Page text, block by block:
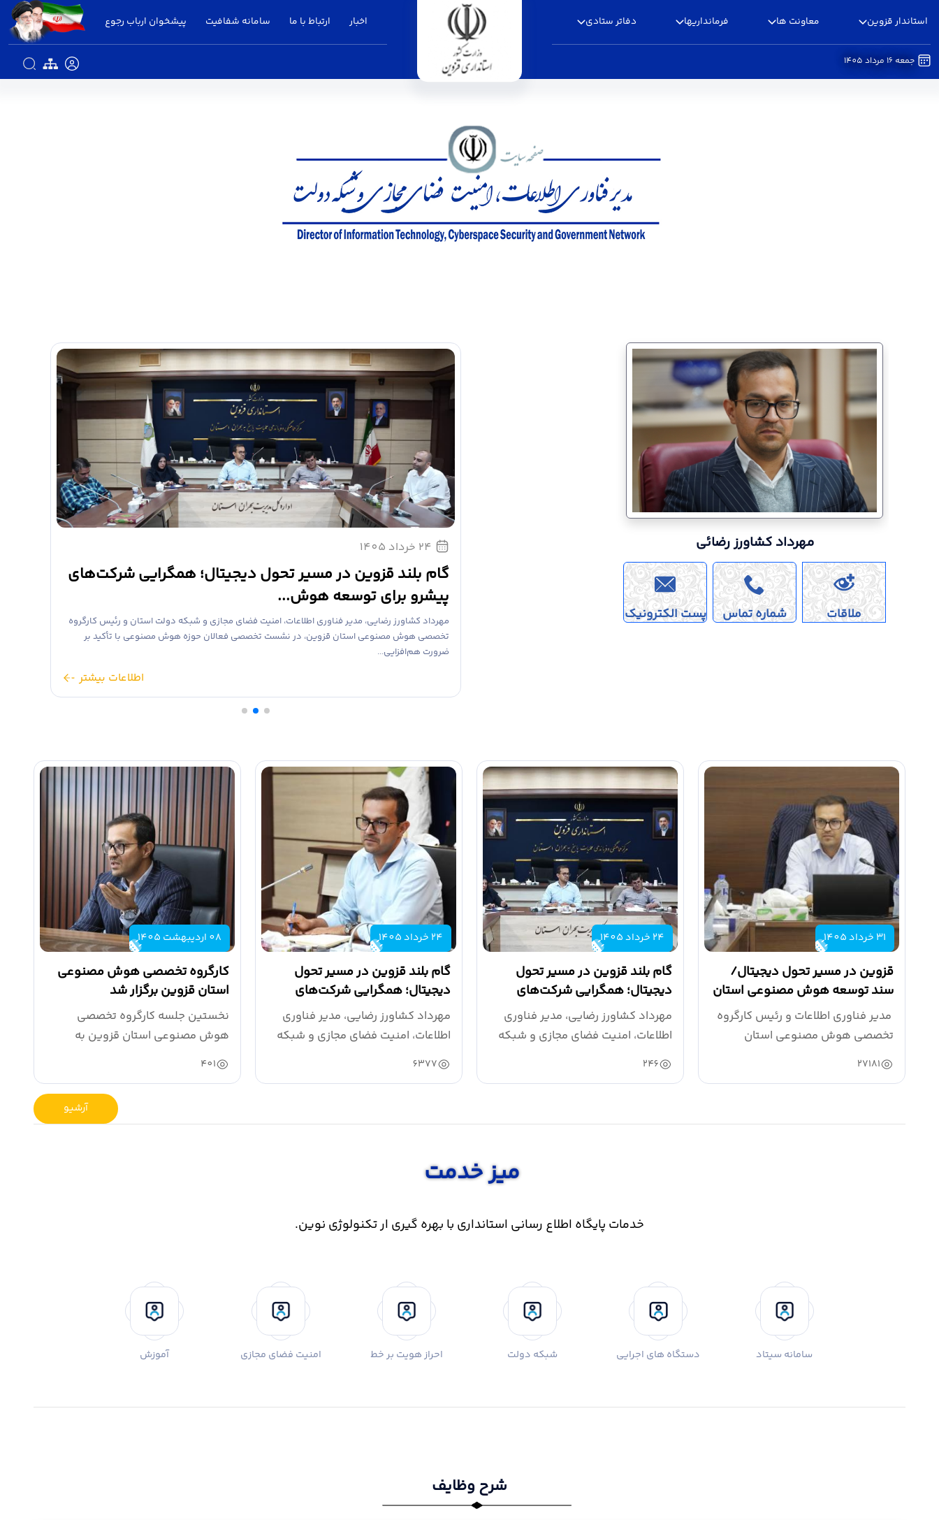
استاندار قزوین معاونت ها فرمانداریها دفاتر ستادی اخبار ارتباط با ما سامانه شفافیت پیشخوان ارباب رجوع
جمعه 16 مرداد 1405
مهرداد کشاورز رضائی
ملاقات شماره تماس پست الکترونیک
قزوین در مسیر تحول دیجیتال/ سند توسعه هوش مصنوعی
استان در حال نهایی شدن است.
مدیر فناوری اطلاعات و رئیس کارگروه تخصصی هوش مصنوعی استان قزوین، از نهایی‌سازی چارچوب
24 خرداد 1405
گام بلند قزوین در مسیر تحول دیجیتال؛ همگرایی شرکت‌های
پیشرو برای توسعه هوش...
مهرداد کشاورز رضایی، مدیر فناوری اطلاعات، امنیت فضای مجازی و شبکه دولت استان و رئیس کارگروه
تخصصی هوش مصنوعی استان قزوین، در نشست تخصصی فعالان حوزه هوش مصنوعی با تأکید بر
ضرورت هم‌افزایی...
اطلاعات بیشتر
31 خرداد 1405
قزوین در مسیر تحول دیجیتال/
سند توسعه هوش مصنوعی استان
در حال نهایی شدن است.
مدیر فناوری اطلاعات و رئیس کارگروه
تخصصی هوش مصنوعی استان
قزوین، از...
27181
24 خرداد 1405
گام بلند قزوین در مسیر تحول
دیجیتال؛ همگرایی شرکت‌های
پیشرو برای توسعه هوش...
مهرداد کشاورز رضایی، مدیر فناوری
اطلاعات، امنیت فضای مجازی و شبکه
دولت استان...
246
24 خرداد 1405
گام بلند قزوین در مسیر تحول
دیجیتال؛ همگرایی شرکت‌های
پیشرو برای توسعه هوش...
مهرداد کشاورز رضایی، مدیر فناوری
اطلاعات، امنیت فضای مجازی و شبکه
دولت استان...
6377
08 اردیبهشت 1405
کارگروه تخصصی هوش مصنوعی
استان قزوین برگزار شد
نخستین جلسه کارگروه تخصصی
هوش مصنوعی استان قزوین به
ریاست مهرداد کشاورز...
401
آرشیو
میز خدمت
خدمات پایگاه اطلاع رسانی استانداری با بهره گیری ار تکنولوژی نوین.
سامانه سیتاد دستگاه های اجرایی شبکه دولت احراز هویت بر خط امنیت فضای مجازی آموزش
شرح وظایف